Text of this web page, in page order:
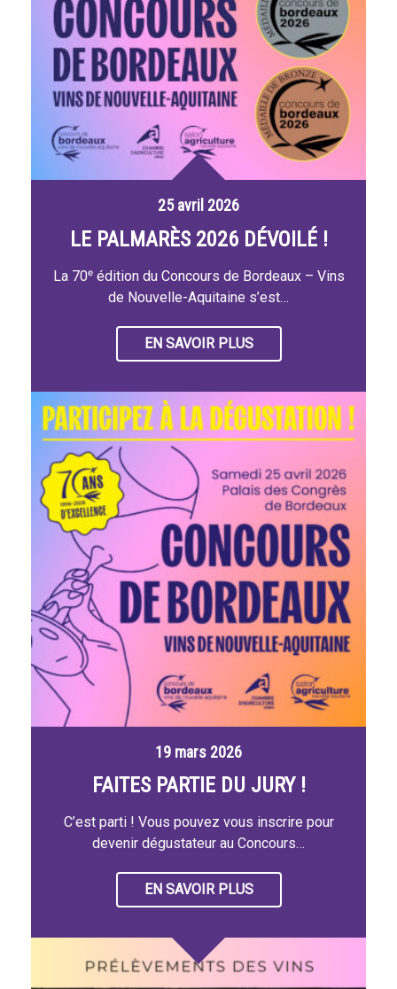
25 avril 2026
LE PALMARÈS 2026 DÉVOILÉ !
La 70ᵉ édition du Concours de Bordeaux – Vins
de Nouvelle-Aquitaine s’est…
EN SAVOIR PLUS
19 mars 2026
FAITES PARTIE DU JURY !
C’est parti ! Vous pouvez vous inscrire pour
devenir dégustateur au Concours…
EN SAVOIR PLUS